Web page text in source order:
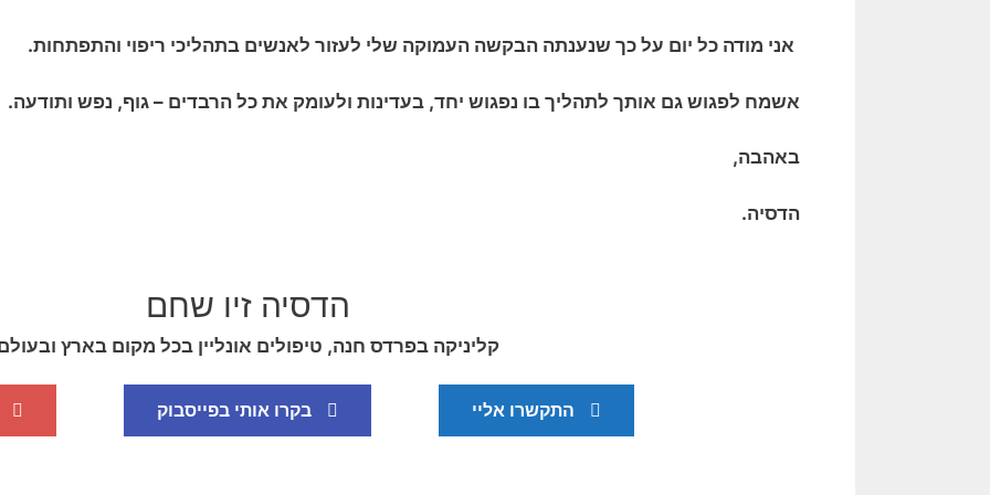
אני מודה כל יום על כך שנענתה הבקשה העמוקה שלי לעזור לאנשים בתהליכי ריפוי והתפתחות.
אשמח לפגוש גם אותך לתהליך בו נפגוש יחד, בעדינות ולעומק את כל הרבדים – גוף, נפש ותודעה.
באהבה,
הדסיה.
הדסיה זיו שחם
קליניקה בפרדס חנה, טיפולים אונליין בכל מקום בארץ
התקשרו אליי בקרו אותי בפייסבוק